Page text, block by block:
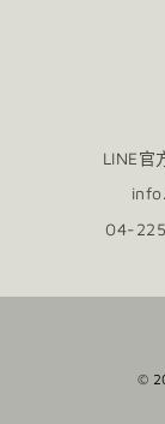
LINE官
04-
©